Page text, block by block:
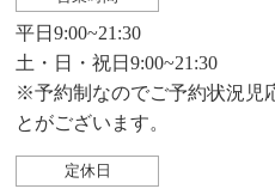
平日9:00~21:30
土・日・祝日9:00~21:30
※予約制なのでご予約状況児
とがございます。
定休日